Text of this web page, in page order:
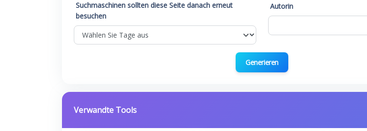
Suchmaschinen sollten diese Seite danach erneut
besuchen
Autorin
Generieren
Verwandte Tools